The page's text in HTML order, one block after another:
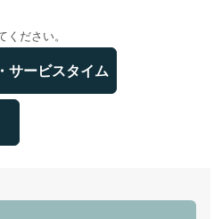
ださい。
サービスタイム